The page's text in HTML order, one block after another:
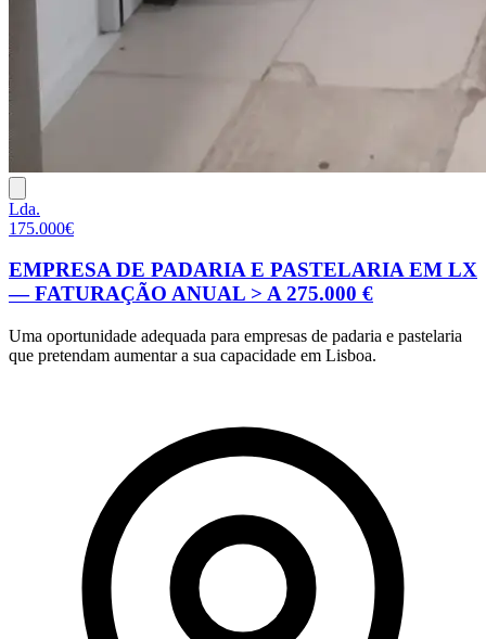
Lda.
175.000€
EMPRESA DE PADARIA E PASTELARIA EM LX
— FATURAÇÃO ANUAL > A 275.000 €
Uma oportunidade adequada para empresas de padaria e pastelaria
que pretendam aumentar a sua capacidade em Lisboa.